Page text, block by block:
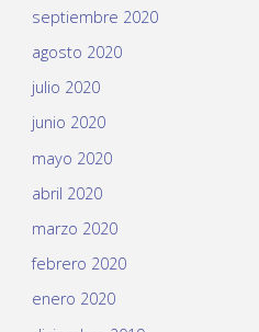
septiembre 2020
agosto 2020
julio 2020
junio 2020
mayo 2020
abril 2020
marzo 2020
febrero 2020
enero 2020